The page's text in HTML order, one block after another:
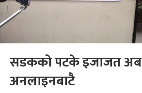
सडकको पटके इजाजत अब
अनलाइनबाटै